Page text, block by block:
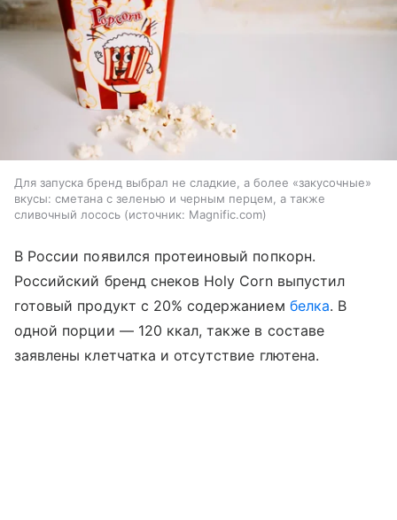
Для запуска бренд выбрал не сладкие, а более «закусочные»
вкусы: сметана с зеленью и черным перцем, а также
сливочный лосось
источник: Magnific.com
В России появился протеиновый попкорн.
Российский бренд снеков Holy Corn выпустил
готовый продукт с 20% содержанием белка. В
одной порции — 120 ккал, также в составе
заявлены клетчатка и отсутствие глютена.